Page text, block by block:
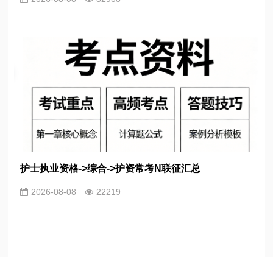
护士执业资格->综合->护资常考N联征汇总
2026-08-08 22219